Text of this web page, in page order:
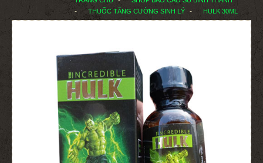
THUỐC TĂNG CƯỜNG SINH LÝ
HULK 30ML